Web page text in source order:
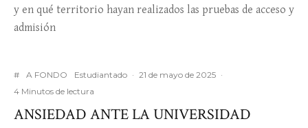
y en qué territorio hayan realizados las pruebas de acceso y
admisión
# A FONDO Estudiantado · 21 de mayo de 2025 ·
4 Minutos de lectura
ANSIEDAD ANTE LA UNIVERSIDAD